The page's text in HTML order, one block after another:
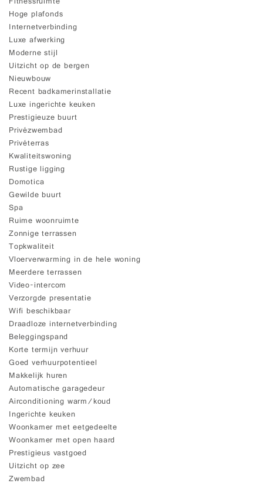
Hoge plafonds
Internetverbinding
Luxe afwerking
Moderne stijl
Uitzicht op de bergen
Nieuwbouw
Recent badkamerinstallatie
Luxe ingerichte keuken
Prestigieuze buurt
Privézwembad
Privéterras
Kwaliteitswoning
Rustige ligging
Domotica
Gewilde buurt
Spa
Ruime woonruimte
Zonnige terrassen
Topkwaliteit
Vloerverwarming in de hele woning
Meerdere terrassen
Video-intercom
Verzorgde presentatie
Wifi beschikbaar
Draadloze internetverbinding
Beleggingspand
Korte termijn verhuur
Goed verhuurpotentieel
Makkelijk huren
Automatische garagedeur
Airconditioning warm/koud
Ingerichte keuken
Woonkamer met eetgedeelte
Woonkamer met open haard
Prestigieus vastgoed
Uitzicht op zee
Zwembad